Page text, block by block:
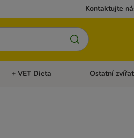
Kontaktujte
Otevřít menu: Doplňky pro psy
+ VET Dieta Otevřít menu: +
Ostatní